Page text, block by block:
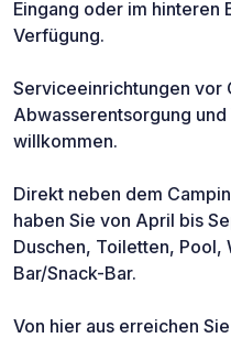
Eingang oder im hinteren
Verfügung.
Serviceeinrichtungen vor
Abwasserentsorgung
willkommen.
Direkt neben dem
haben Sie von April bis
Duschen, Toiletten, Pool,
Bar/Snack-Bar.
Von hier aus erreichen